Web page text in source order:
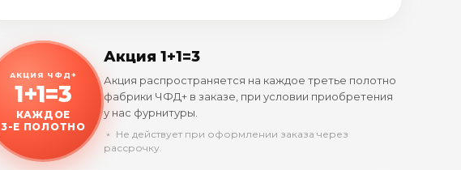
АКЦИЯ ЧФД+
1+1=3
КАЖДОЕ
3-Е ПОЛОТНО
Акция 1+1=3
Акция распространяется на каждое третье полотно
фабрики ЧФД+ в заказе, при условии приобретения
у нас фурнитуры.
﹡ Не действует при оформлении заказа через
рассрочку.